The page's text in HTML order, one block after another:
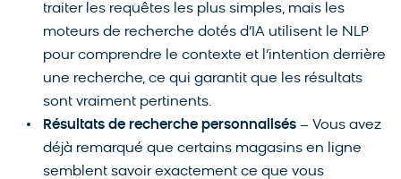
traiter les requêtes les plus simples, mais les
moteurs de recherche dotés d’IA utilisent le NLP
pour comprendre le contexte et l’intention derrière
une recherche, ce qui garantit que les résultats
sont vraiment pertinents.
Résultats de recherche personnalisés – Vous avez
déjà remarqué que certains magasins en ligne
semblent savoir exactement ce que vous